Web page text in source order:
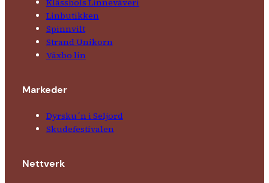
Linbutikken
Spinnvilt
Strand Unikorn
Växbo lin
Markeder
Dyrsku´n i Seljord
Skude­fes­tivalen
Nettverk